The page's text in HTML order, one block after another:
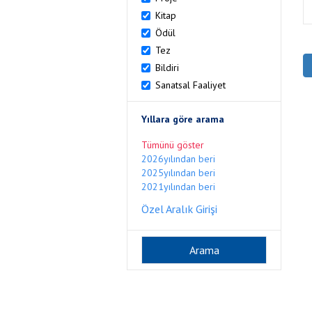
Kitap
Ödül
Tez
Bildiri
Sanatsal Faaliyet
Yıllara göre arama
Tümünü göster
2026yılından beri
2025yılından beri
2021yılından beri
Özel Aralık Girişi